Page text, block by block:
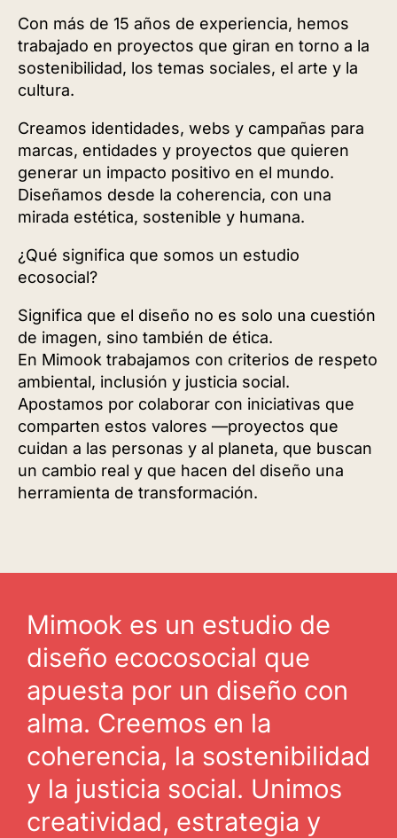
Con más de 15 años de experiencia, hemos
trabajado en proyectos que giran en torno a la
sostenibilidad, los temas sociales, el arte y la
cultura.
Creamos identidades, webs y campañas para
marcas, entidades y proyectos que quieren
generar un impacto positivo en el mundo.
Diseñamos desde la coherencia, con una
mirada estética, sostenible y humana.
¿Qué significa que somos un estudio
ecosocial?
Significa que el diseño no es solo una cuestión
de imagen, sino también de ética.
En Mimook trabajamos con criterios de respeto
ambiental, inclusión y justicia social.
Apostamos por colaborar con iniciativas que
comparten estos valores —proyectos que
cuidan a las personas y al planeta, que buscan
un cambio real y que hacen del diseño una
herramienta de transformación.
Mimook es un estudio de
diseño ecocosocial que
apuesta por un diseño con
alma. Creemos en la
coherencia, la sostenibilidad
y la justicia social. Unimos
creatividad, estrategia y